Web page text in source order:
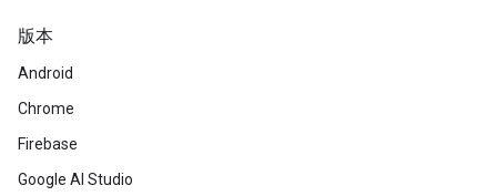
版本
Android
Chrome
Firebase
Google AI Studio